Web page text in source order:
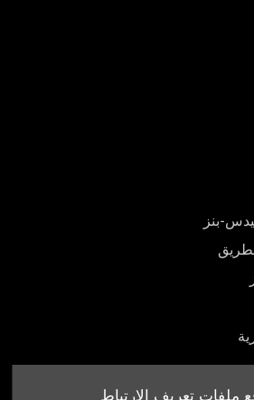
ملفات تعريف الارتباط
بنز